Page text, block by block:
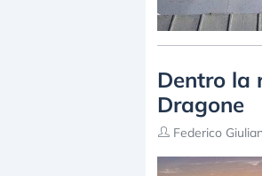
Dentro la
Dragone
Federico